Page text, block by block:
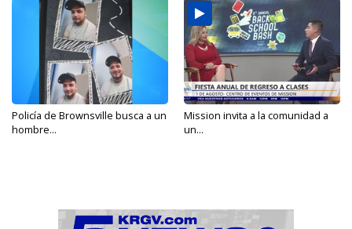
Policía de Brownsville busca a un
hombre...
Mission invita a la comunidad a
un...